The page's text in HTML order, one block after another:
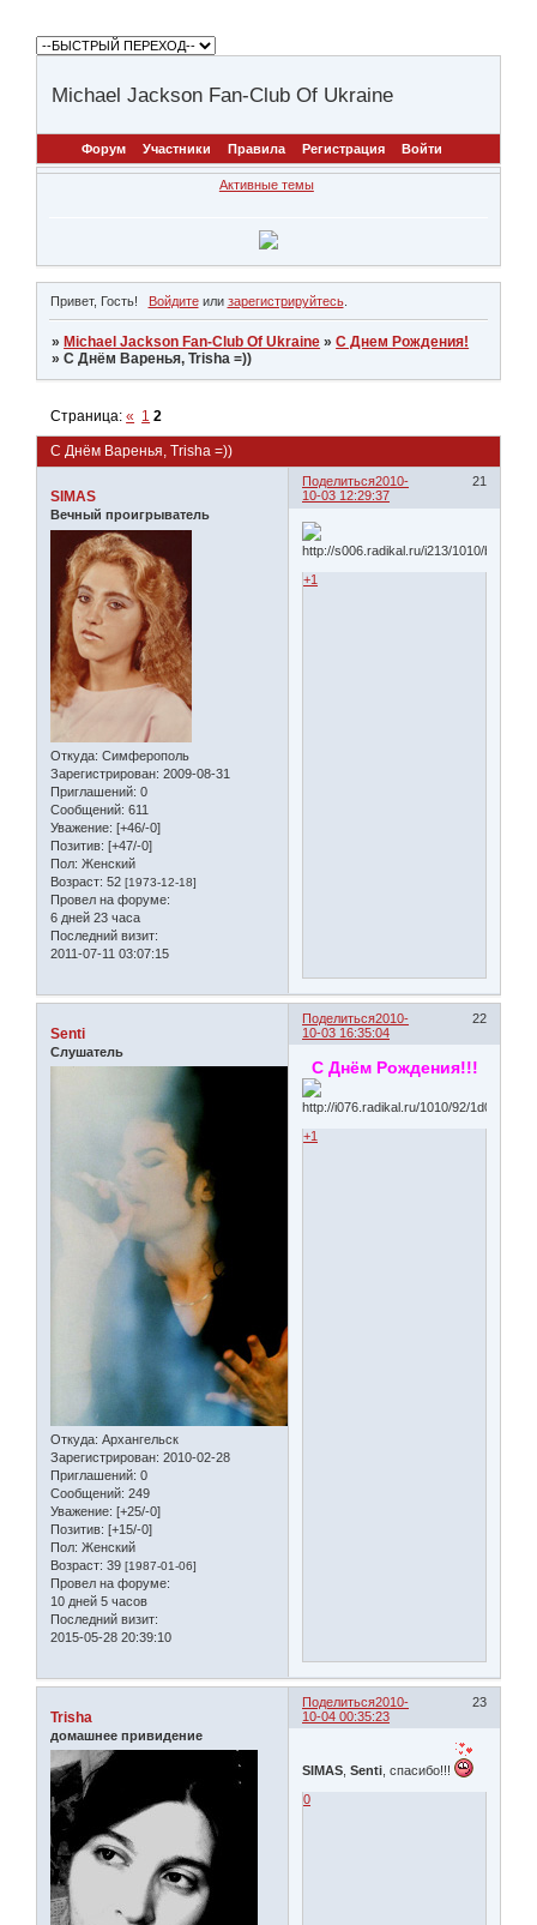
Michael Jackson Fan-Club Of Ukraine
Форум Участники Правила Регистрация Войти
Активные темы
Привет, Гость! Войдитеили зарегистрируйтесь.
» Michael Jackson Fan-Club Of Ukraine »С Днем Рождения!
»С Днём Варенья, Trisha =))
С Днём Варенья, Trisha =))
Страница:« 1 2
Поделиться 21
2010-
10-03 12:29:37
SIMAS
Вечный проигрыватель
Откуда: Симферополь
Зарегистрирован: 2009-08-31
Приглашений: 0
Сообщений: 611
Уважение: [+46/-0]
Позитив: [+47/-0]
Пол: Женский
Возраст: 52 [1973-12-18]
Провел на форуме:
6 дней 23 часа
Последний визит:
2011-07-11 03:07:15
+1
Поделиться 22
2010-
10-03 16:35:04
Senti
Слушатель
Откуда: Архангельск
Зарегистрирован: 2010-02-28
Приглашений: 0
Сообщений: 249
Уважение: [+25/-0]
Позитив: [+15/-0]
Пол: Женский
Возраст: 39 [1987-01-06]
Провел на форуме:
10 дней 5 часов
Последний визит:
2015-05-28 20:39:10
С Днём Рождения!!!
+1
Поделиться 23
2010-
10-04 00:35:23
Trisha
домашнее привидение
SIMAS ,Senti , спасибо!!!
0